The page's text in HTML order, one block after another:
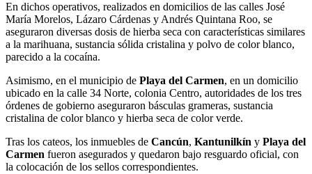
En dichos operativos, realizados en domicilios de las calles José
María Morelos, Lázaro Cárdenas y Andrés Quintana Roo, se
aseguraron diversas dosis de hierba seca con características similares
a la marihuana, sustancia sólida cristalina y polvo de color blanco,
parecido a la cocaína.
Asimismo, en el municipio de Playa del Carmen, en un domicilio
ubicado en la calle 34 Norte, colonia Centro, autoridades de los tres
órdenes de gobierno aseguraron básculas grameras, sustancia
cristalina de color blanco y hierba seca de color verde.
Tras los cateos, los inmuebles de Cancún, Kantunilkín y Playa del
Carmen fueron asegurados y quedaron bajo resguardo oficial, con
la colocación de los sellos correspondientes.